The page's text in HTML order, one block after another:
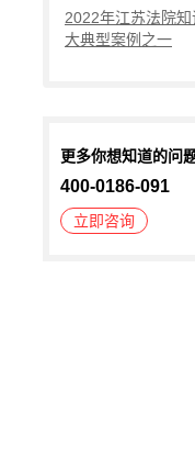
2022年江苏法院
大典型案例之一
更多你想知道的问
400-0186-091
立即咨询